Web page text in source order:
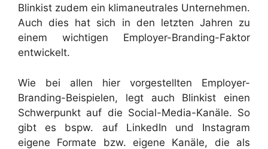
Blinkist zudem ein klimaneutrales Unternehmen.
Auch dies hat sich in den letzten Jahren zu
einem wichtigen Employer-Branding-Faktor
entwickelt.
Wie bei allen hier vorgestellten Employer-
Branding-Beispielen, legt auch Blinkist einen
Schwerpunkt auf die Social-Media-Kanäle. So
gibt es bspw. auf LinkedIn und Instagram
eigene Formate bzw. eigene Kanäle, die als